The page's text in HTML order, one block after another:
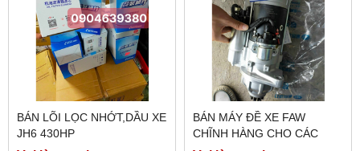
BÁN LÕI LỌC NHỚT,DẦU XE
JH6 430HP
BÁN MÁY ĐỀ XE FAW
CHĨNH HÀNG CHO CÁC